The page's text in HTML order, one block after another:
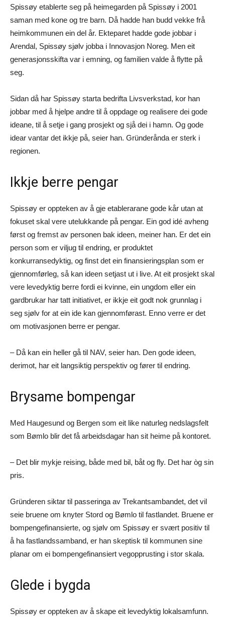
Spissøy etablerte seg på heimegarden på Spissøy i 2001
saman med kone og tre barn. Då hadde han budd vekke frå
heimkommunen ein del år. Ekteparet hadde gode jobbar i
Arendal, Spissøy sjølv jobba i Innovasjon Noreg. Men eit
generasjonsskifta var i emning, og familien valde å flytte på
seg.
Sidan då har Spissøy starta bedrifta Livsverkstad, kor han
jobbar med å hjelpe andre til å oppdage og realisere dei gode
ideane, til å setje i gang prosjekt og sjå dei i hamn. Og gode
idear vantar det ikkje på, seier han. Gründerånda er sterk i
regionen.
Ikkje berre pengar
Spissøy er oppteken av å gje etablerarane gode kår utan at
fokuset skal vere utelukkande på pengar. Ein god idé avheng
først og fremst av personen bak ideen, meiner han. Er det ein
person som er viljug til endring, er produktet
konkurransedyktig, og finst det ein finansieringsplan som er
gjennomførleg, så kan ideen setjast ut i live. At eit prosjekt skal
vere levedyktig berre fordi ei kvinne, ein ungdom eller ein
gardbrukar har tatt initiativet, er ikkje eit godt nok grunnlag i
seg sjølv for at ein ide kan gjennomførast. Enno verre er det
om motivasjonen berre er pengar.
– Då kan ein heller gå til NAV, seier han. Den gode ideen,
derimot, har eit langsiktig perspektiv og fører til endring.
Brysame bompengar
Med Haugesund og Bergen som eit like naturleg nedslagsfelt
som Bømlo blir det få arbeidsdagar han sit heime på kontoret.
– Det blir mykje reising, både med bil, båt og fly. Det har òg sin
pris.
Gründeren siktar til passeringa av Trekantsambandet, det vil
seie bruene om knyter Stord og Bømlo til fastlandet. Bruene er
bompengefinansierte, og sjølv om Spissøy er svært positiv til
å ha fastlandssamband, er han skeptisk til kommunen sine
planar om ei bompengefinansiert vegopprusting i stor skala.
Glede i bygda
Spissøy er oppteken av å skape eit levedyktig lokalsamfunn.